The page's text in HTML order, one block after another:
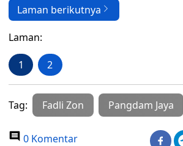
Laman berikutnya
Laman:
1 2
Tag: Fadli Zon Pangdam Jaya
0 Komentar